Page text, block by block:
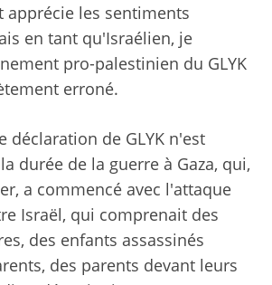
les sentiments
en tant qu'Israélien, je
pro-palestinien du GLYK
erroné.
déclaration de GLYK n'est
durée de la guerre à Gaza, qui,
a commencé avec l'attaque
Israël, qui comprenait des
des enfants assassinés
des parents devant leurs